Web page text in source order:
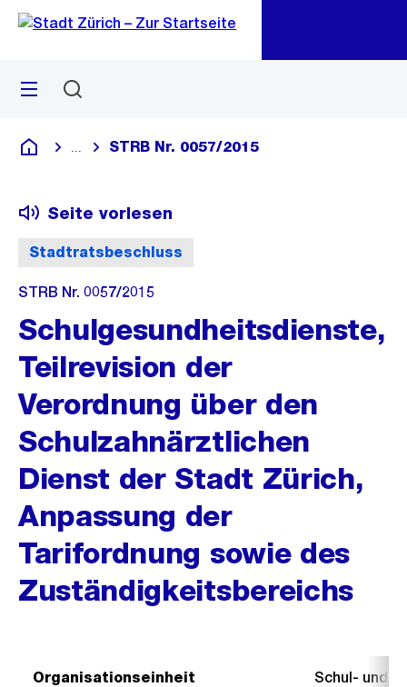
Navigation
Sprunglink
Menü
Deutsch
Blende alle Breadcrumbs ein
STRB Nr. 0057/2015
Stadtratsbeschluss
Seite vorlesen
STRB Nr. 0057/2015
Schulgesundheitsdienste,
Teilrevision der
Verordnung über den
Schulzahnärztlichen
Dienst der Stadt Zürich,
Anpassung der
Tarifordnung sowie des
Zuständigkeitsbereichs
Organisationseinheit Schul- und